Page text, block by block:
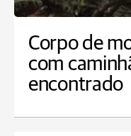
Corpo de
com
encontrado